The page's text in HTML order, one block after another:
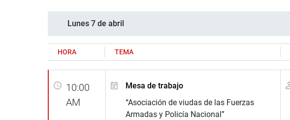
Lunes 7 de abril
HORA TEMA
10:00
AM
Mesa de trabajo
“Asociación de viudas de las Fuerzas
Armadas y Policía Nacional”